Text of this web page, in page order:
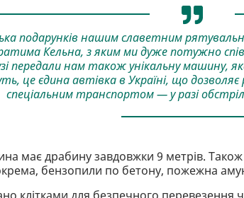
подарунків нашим славетним
Кельна, з яким ми дуже потужно
передали нам також унікальну
це єдина автівка в Україні, що
спеціальним транспортом — у разі
має драбину завдовжки 9 метрів. Також
бензопили по бетону, пожежна